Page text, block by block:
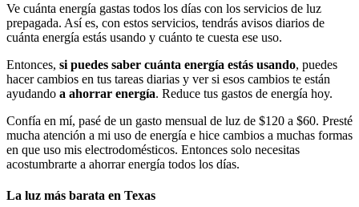
Ve cuánta energía gastas todos los días con los servicios de luz
prepagada. Así es, con estos servicios, tendrás avisos diarios de
cuánta energía estás usando y cuánto te cuesta ese uso.
Entonces, si puedes saber cuánta energía estás usando, puedes
hacer cambios en tus tareas diarias y ver si esos cambios te están
ayudando a ahorrar energía. Reduce tus gastos de energía hoy.
Confía en mí, pasé de un gasto mensual de luz de $120 a $60. Presté
mucha atención a mi uso de energía e hice cambios a muchas formas
en que uso mis electrodomésticos. Entonces solo necesitas
acostumbrarte a ahorrar energía todos los días.
La luz más barata en Texas